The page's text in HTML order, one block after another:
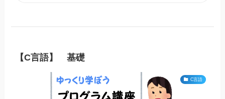
【C言語】 基礎
C言語